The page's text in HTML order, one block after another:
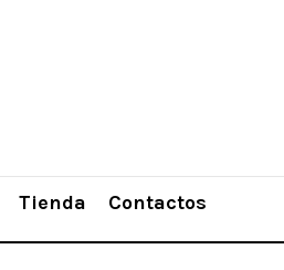
Tienda Contactos